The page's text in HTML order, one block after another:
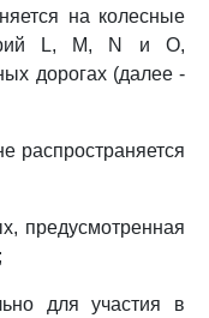
на колесные
L, M, N и O,
дорогах (далее -
распространяется
предусмотренная
для участия в